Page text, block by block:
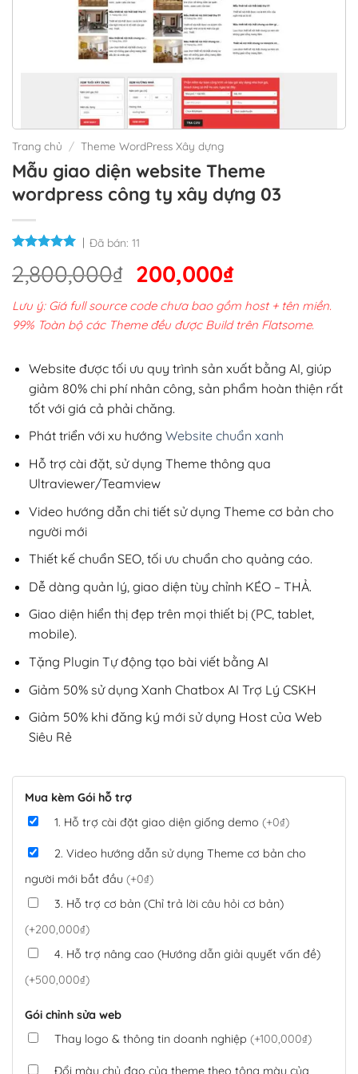
Trang chủ / Theme WordPress Xây dựng
Mẫu giao diện website Theme
wordpress công ty xây dựng 03
Đã bán: 11
2,800,000₫ Giá
gốc
là:
2,800,000₫.
200,000₫Giá
hiện
tại
200,000₫.
Lưu ý: Giá full source code chưa bao gồm host + tên miền.
99% Toàn bộ các Theme đều được Build trên Flatsome.
Website được tối ưu quy trình sản xuất bằng AI, giúp
giảm 80% chi phí nhân công, sản phẩm hoàn thiện rất
tốt với giá cả phải chăng.
Phát triển với xu hướng Website chuẩn xanh
Hỗ trợ cài đặt, sử dụng Theme thông qua
Ultraviewer/Teamview
Video hướng dẫn chi tiết sử dụng Theme cơ bản cho
người mới
Thiết kế chuẩn SEO, tối ưu chuẩn cho quảng cáo.
Dễ dàng quản lý, giao diện tùy chỉnh KÉO – THẢ.
Giao diện hiển thị đẹp trên mọi thiết bị (PC, tablet,
mobile).
Tặng Plugin Tự động tạo bài viết bằng AI
Giảm 50% sử dụng Xanh Chatbox AI Trợ Lý CSKH
Giảm 50% khi đăng ký mới sử dụng Host của Web
Siêu Rẻ
Mua kèm Gói hỗ trợ
1. Hỗ trợ cài đặt giao diện giống demo (+0₫)
2. Video hướng dẫn sử dụng Theme cơ bản cho
người mới bắt đầu (+0₫)
3. Hỗ trợ cơ bản (Chỉ trả lời câu hỏi cơ bản)
(+200,000₫)
4. Hỗ trợ nâng cao (Hướng dẫn giải quyết vấn đề)
(+500,000₫)
Gói chỉnh sửa web
Thay logo & thông tin doanh nghiệp (+100,000₫)
Đổi màu chủ đạo của theme theo tông màu của